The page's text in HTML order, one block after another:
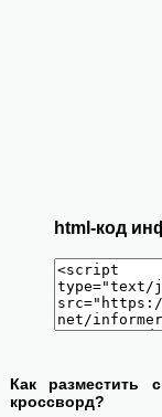
html-код
Как разместить
кроссворд?